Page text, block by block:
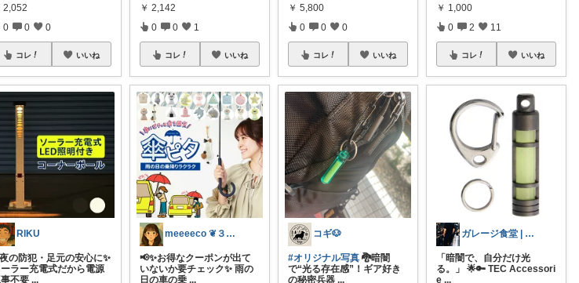
2,052
0 0 0
コレ いいね
RIKU
の防犯・足元の安心に✨
ラー充電式だから電源
不要 ...
￥ 2,142
0 0 1
コレ いいね
meeeeco ❦３児ママ ❦
📢✨お得なクーポンが出て
いないか要チェック✨ 雨の
日の車の乗 ...
￥ 5,800
0 0 0
コレ いいね
コギ🐶
#オリジナル写真 🐉暗闇
で“光る存在感”！ギア好き
の秘密兵器 ...
￥ 1,000
0 2 11
コレ いいね
ガレージ食堂 | 開業準備中
「暗闇で、自分だけ光
る。」 🌟🔑 TEC Accessori
e ...